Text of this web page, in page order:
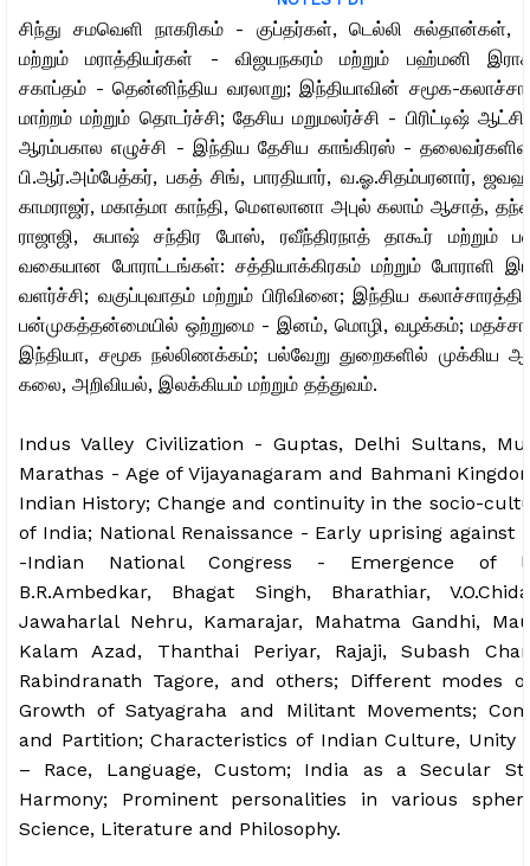
சிந்து சமவெளி நாகரிகம் - குப்தர்கள், டெல்லி சுல்தான்கள்,
மற்றும் மராத்தியர்கள் - விஜயநகரம் மற்றும் பஹ்மனி
சகாப்தம் - தென்னிந்திய வரலாறு; இந்தியாவின் சமூக-
மாற்றம் மற்றும் தொடர்ச்சி; தேசிய மறுமலர்ச்சி - பிரிட்டிஷ்
ஆரம்பகால எழுச்சி - இந்திய தேசிய காங்கிரஸ் -
பி.ஆர்.அம்பேத்கர், பகத் சிங், பாரதியார், வ.ஓ.சிதம்பரனார்,
காமராஜர், மகாத்மா காந்தி, மௌலானா அபுல் கலாம் ஆசாத்,
ராஜாஜி, சுபாஷ் சந்திர போஸ், ரவீந்திரநாத் தாகூர் மற்றும்
வகையான போராட்டங்கள்: சத்தியாக்கிரகம் மற்றும் போராளி
வளர்ச்சி; வகுப்புவாதம் மற்றும் பிரிவினை; இந்திய
பன்முகத்தன்மையில் ஒற்றுமை - இனம், மொழி, வழக்கம்;
இந்தியா, சமூக நல்லிணக்கம்; பல்வேறு துறைகளில் முக்கிய
கலை, அறிவியல், இலக்கியம் மற்றும் தத்துவம்.
Indus Valley Civilization - Guptas, Delhi Sultans,
Marathas - Age of Vijayanagaram and Bahmani
Indian History; Change and continuity in the socio-
of India; National Renaissance - Early uprising against
-Indian National Congress - Emergence of
B.R.Ambedkar, Bhagat Singh, Bharathiar,
Jawaharlal Nehru, Kamarajar, Mahatma Gandhi,
Kalam Azad, Thanthai Periyar, Rajaji, Subash
Rabindranath Tagore, and others; Different modes
Growth of Satyagraha and Militant Movements;
and Partition; Characteristics of Indian Culture, Unity
– Race, Language, Custom; India as a Secular
Harmony; Prominent personalities in various
Science, Literature and Philosophy.